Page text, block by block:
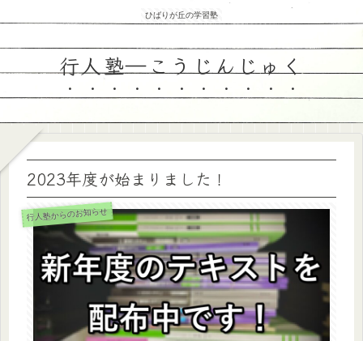
ひばりが丘の学習塾
行人塾―こうじんじゅく
2023年度が始まりました！
行人塾からのお知らせ